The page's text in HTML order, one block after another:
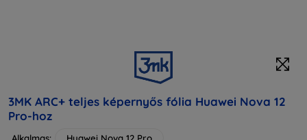
3MK ARC+ teljes képernyős fólia Huawei Nova 12
Pro-hoz
Alkalmas: Huawei Nova 12 Pro